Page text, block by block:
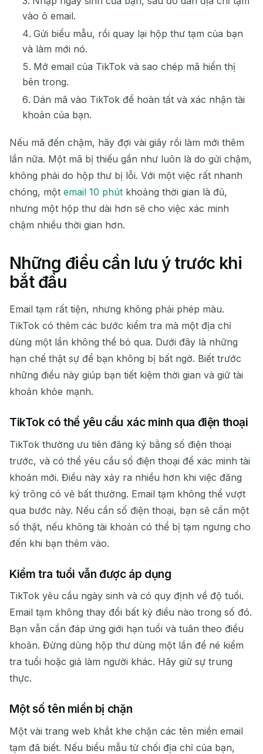
vào ô email.
Gửi biểu mẫu, rồi quay lại hộp thư tạm của bạn
và làm mới nó.
Mở email của TikTok và sao chép mã hiển thị
bên trong.
Dán mã vào TikTok để hoàn tất và xác nhận tài
khoản của bạn.
Nếu mã đến chậm, hãy đợi vài giây rồi làm mới thêm
lần nữa. Một mã bị thiếu gần như luôn là do gửi chậm,
không phải do hộp thư bị lỗi. Với một việc rất nhanh
chóng, một email 10 phút khoảng thời gian là đủ,
nhưng một hộp thư dài hơn sẽ cho việc xác minh
chậm nhiều thời gian hơn.
Những điều cần lưu ý trước khi
bắt đầu
Email tạm rất tiện, nhưng không phải phép màu.
TikTok có thêm các bước kiểm tra mà một địa chỉ
dùng một lần không thể bỏ qua. Dưới đây là những
hạn chế thật sự để bạn không bị bất ngờ. Biết trước
những điều này giúp bạn tiết kiệm thời gian và giữ tài
khoản khỏe mạnh.
TikTok có thể yêu cầu xác minh qua điện thoại
TikTok thường ưu tiên đăng ký bằng số điện thoại
trước, và có thể yêu cầu số điện thoại để xác minh tài
khoản mới. Điều này xảy ra nhiều hơn khi việc đăng
ký trông có vẻ bất thường. Email tạm không thể vượt
qua bước này. Nếu cần số điện thoại, bạn sẽ cần một
số thật, nếu không tài khoản có thể bị tạm ngưng cho
đến khi bạn thêm vào.
Kiểm tra tuổi vẫn được áp dụng
TikTok yêu cầu ngày sinh và có quy định về độ tuổi.
Email tạm không thay đổi bất kỳ điều nào trong số đó.
Bạn vẫn cần đáp ứng giới hạn tuổi và tuân theo điều
khoản. Đừng dùng hộp thư dùng một lần để né kiểm
tra tuổi hoặc giả làm người khác. Hãy giữ sự trung
thực.
Một số tên miền bị chặn
Một vài trang web khắt khe chặn các tên miền email
tạm đã biết. Nếu biểu mẫu từ chối địa chỉ của bạn,